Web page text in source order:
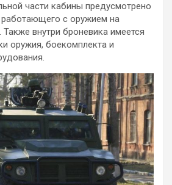
части кабины предусмотрено
работающего с оружием на
внутри броневика имеется
оружия, боекомплекта и